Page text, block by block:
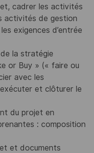
cadrer les activités
activités de gestion
exigences d’entrée
la stratégie
or Buy » (« faire ou
avec les
et clôturer le
du projet en
: composition
et documents